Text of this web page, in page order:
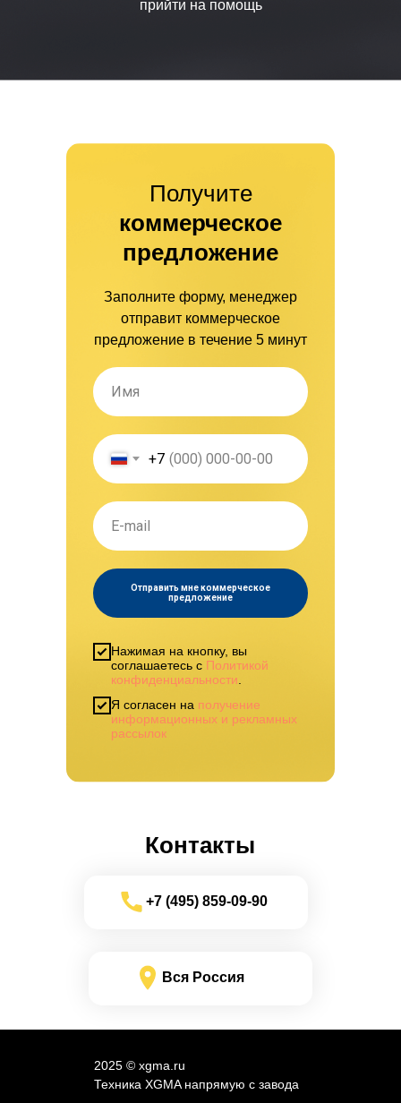
прийти на помощь
Получите
коммерческое
предложение
Заполните форму, менеджер
отправит коммерческое
предложение в течение 5 минут
+7
Отправить мне коммерческое
предложение
Нажимая на кнопку, вы
соглашаетесь с Политикой
конфиденциальности
Я согласен на получение
информационных и рекламных
рассылок
Контакты
Вся Россия
+7 (495) 859-09-90
2025 © xgma.ru
Техника XGMA напрямую с завода